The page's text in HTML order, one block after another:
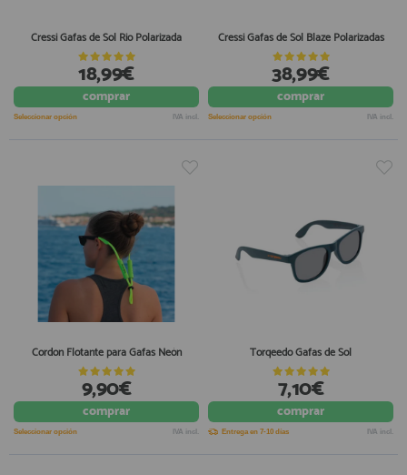
Cressi Gafas de Sol Rio Polarizada
18,99€
comprar
Seleccionar opción IVA incl.
Cressi Gafas de Sol Blaze Polarizadas
38,99€
comprar
Seleccionar opción IVA incl.
Cordon Flotante para Gafas Neón
9,90€
comprar
Seleccionar opción IVA incl.
Torqeedo Gafas de Sol
7,10€
comprar
Entrega en 7-10 días IVA incl.